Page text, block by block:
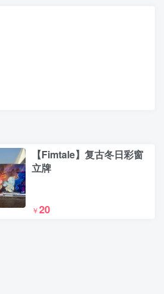
【Fimtale】复古冬日彩窗
立牌
￥20